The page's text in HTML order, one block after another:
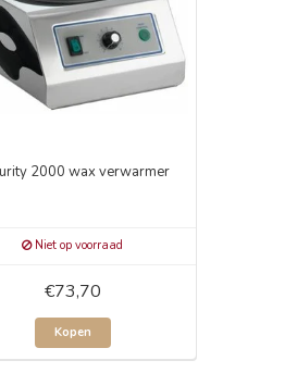
2000 wax verwarmer
Niet op voorraad
€73,70
Kopen